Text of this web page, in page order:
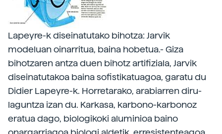
Lapeyre-k diseinatutako bihotza: Jarvik
modeluan oinarritua, baina hobetua.- Giza
bihotzaren antza duen bihotz artifiziala, Jarvik
diseinatutakoa baina sofistikatuagoa, garatu du
Didier Lapeyre-k. Horretarako, arabiarren diru-
laguntza izan du. Karkasa, karbono-karbonoz
eratua dago, biologikoki aluminioa baino